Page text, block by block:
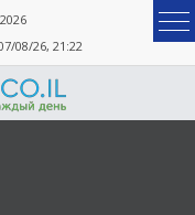
08/26, 21:22